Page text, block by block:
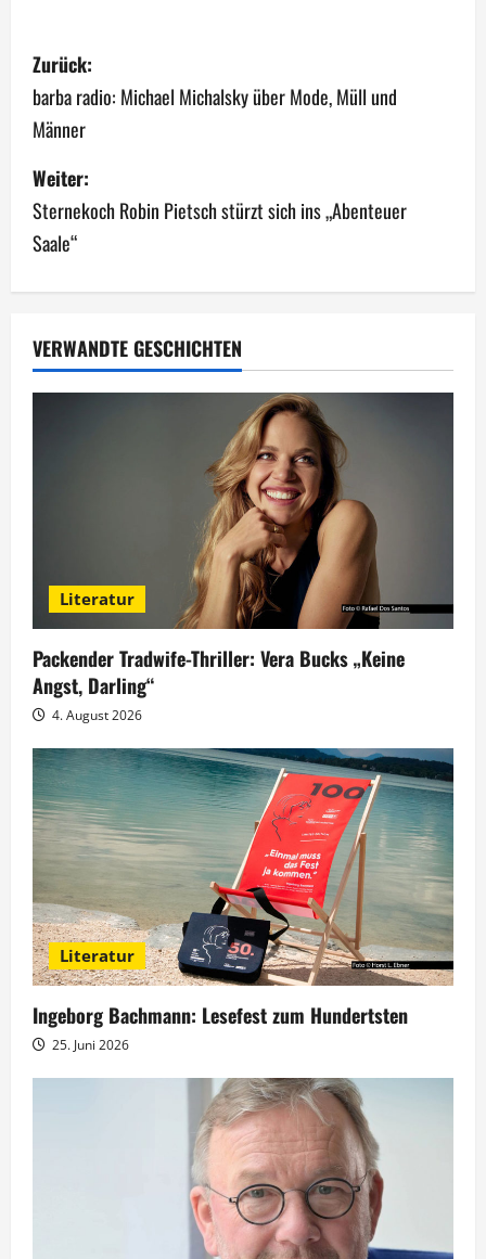
B
e
i
t
r
a
s
a
t
i
o
n
Zurück:
barba radio: Michael Michalsky über Mode, Müll und
Männer
Weiter:
Sternekoch Robin Pietsch stürzt sich ins „Abenteuer
Saale“
VERWANDTE GESCHICHTEN
Literatur
Packender Tradwife-Thriller: Vera Bucks „Keine
Angst, Darling“
4. August 2026
Literatur
Ingeborg Bachmann: Lesefest zum Hundertsten
25. Juni 2026